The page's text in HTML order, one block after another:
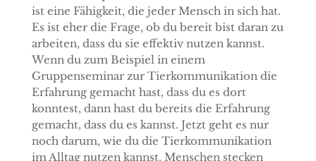
ist eine Fähigkeit, die jeder Mensch in sich hat.
Es ist eher die Frage, ob du bereit bist daran zu
arbeiten, dass du sie effektiv nutzen kannst.
Wenn du zum Beispiel in einem
Gruppenseminar zur Tierkommunikation die
Erfahrung gemacht hast, dass du es dort
konntest, dann hast du bereits die Erfahrung
gemacht, dass du es kannst. Jetzt geht es nur
noch darum, wie du die Tierkommunikation
im Alltag nutzen kannst. Menschen stecken